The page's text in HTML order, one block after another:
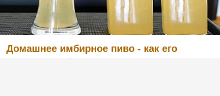
Домашнее имбирное пиво - как его
приготовить?